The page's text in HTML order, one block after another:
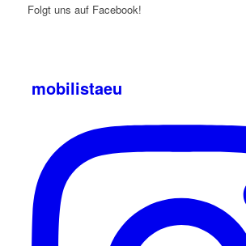
Folgt uns auf Facebook!
mobilistaeu